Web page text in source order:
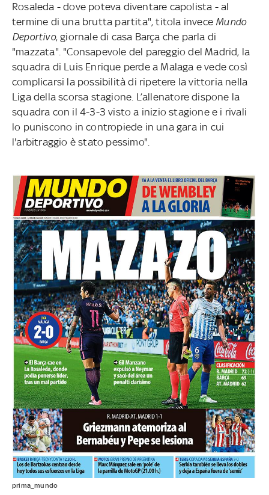
Rosaleda - dove poteva diventare capolista - al
termine di una brutta partita", titola inveceMundo
Deportivo, giornale di casa Barça che parla di
"mazzata". "Consapevole del pareggio del Madrid, la
squadra di Luis Enrique perde a Malaga e vede così
complicarsi la possibilità di ripetere la vittoria nella
Liga della scorsa stagione. L’allenatore dispone la
squadra con il 4-3-3 visto a inizio stagione e i rivali
lo puniscono in contropiede in una gara in cui
l'arbitraggio è stato pessimo".
prima_mundo